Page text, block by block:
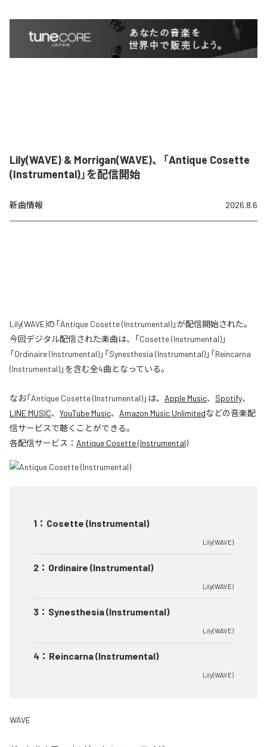
Lily(WAVE) & Morrigan(WAVE)、「Antique Cosette
(Instrumental)」を配信開始
新曲情報 2026.8.6
Lily(WAVE)の「Antique Cosette (Instrumental)」が配信開始された。
今回デジタル配信された楽曲は、「Cosette (Instrumental)」
「Ordinaire (Instrumental)」「Synesthesia (Instrumental)」「Reincarna
(Instrumental)」を含む全4曲となっている。
なお「Antique Cosette (Instrumental)」は、 Apple Music、 Spotify、
LINE MUSIC、 YouTube Music、 Amazon Music Unlimitedなどの音楽配
信サービスで聴くことができる。
各配信サービス： Antique Cosette (Instrumental)
1 ： Cosette (Instrumental)
Lily(WAVE)
2 ： Ordinaire (Instrumental)
Lily(WAVE)
3 ： Synesthesia (Instrumental)
Lily(WAVE)
4 ： Reincarna (Instrumental)
Lily(WAVE)
WAVE